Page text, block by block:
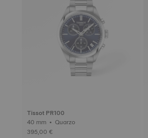
Tissot PR100
40 mm • Quarzo
395,00 €